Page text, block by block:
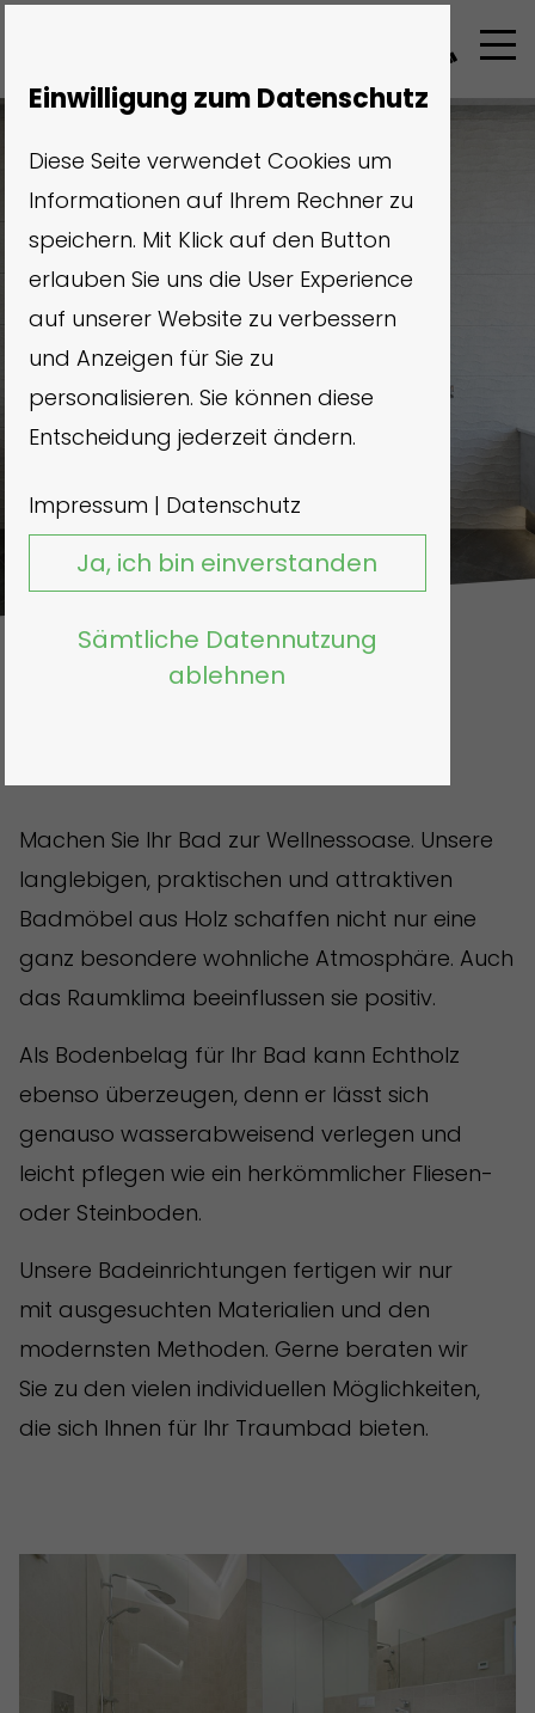
Machen Sie Ihr Bad zur Wellnessoase. Unsere
langlebigen, praktischen und attraktiven
Badmöbel aus Holz schaffen nicht nur eine
ganz besondere wohnliche Atmosphäre. Auch
das Raumklima beeinflussen sie positiv.
Als Bodenbelag für Ihr Bad kann Echtholz
ebenso überzeugen, denn er lässt sich
genauso wasserabweisend verlegen und
leicht pflegen wie ein herkömmlicher Fliesen-
oder Steinboden.
Unsere Badeinrichtungen fertigen wir nur
mit ausgesuchten Materialien und den
modernsten Methoden. Gerne beraten wir
Sie zu den vielen individuellen Möglichkeiten,
die sich Ihnen für Ihr Traumbad bieten.
Einwilligung zum Datenschutz
Diese Seite verwendet Cookies um
Informationen auf Ihrem Rechner zu
speichern. Mit Klick auf den Button
erlauben Sie uns die User Experience
auf unserer Website zu verbessern
und Anzeigen für Sie zu
personalisieren. Sie können diese
Entscheidung jederzeit ändern.
Impressum | Datenschutz
Ja, ich bin einverstanden
Sämtliche Datennutzung
ablehnen